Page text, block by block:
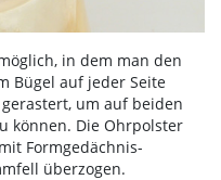
in dem man den
Bügel auf jeder Seite
um auf beiden
können. Die Ohrpolster
Formgedächnis-
überzogen.